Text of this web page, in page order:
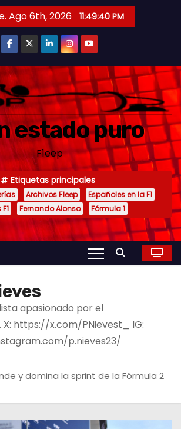
Ago 6th, 2026 11:49:42 PM
estado puro
F1eep
Etiquetas principales
Archivos F1eep
Españoles en la F1
Fernando Alonso Fórmula 1
apasionado por el
X: https://x.com/PNievest_ IG:
p.nieves23/
y domina la sprint de la Fórmula 2